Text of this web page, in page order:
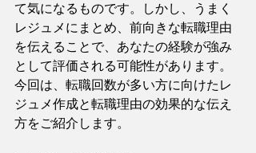
て気になるものです。しかし、うまく
レジュメにまとめ、前向きな転職理由
を伝えることで、あなたの経験が強み
として評価される可能性があります。
今回は、転職回数が多い方に向けたレ
ジュメ作成と転職理由の効果的な伝え
方をご紹介します。